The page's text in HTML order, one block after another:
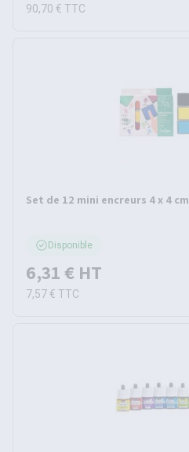
90,70 € TTC
Set de 12 mini encreurs 4 x 4 cm
Disponible
6,31 € HT
7,57 € TTC